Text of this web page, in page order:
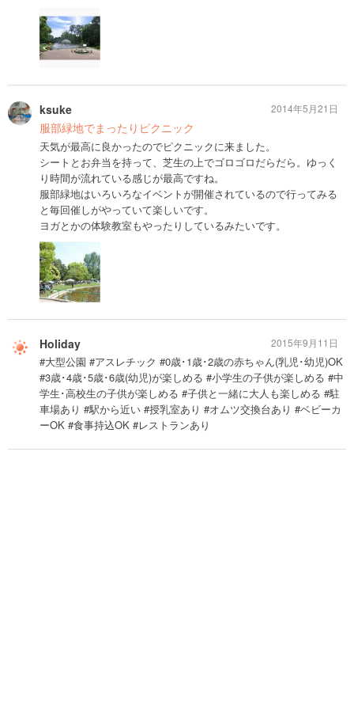
ksuke
服部緑地でまったりピクニック
天気が最高に良かったのでピクニックに来ました。
シートとお弁当を持って、芝生の上でゴロゴロだらだら。ゆっく
り時間が流れている感じが最高ですね。
服部緑地はいろいろなイベントが開催されているので行ってみる
と毎回催しがやっていて楽しいです。
ヨガとかの体験教室もやったりしているみたいです。
2014年5月21日
Holiday
#大型公園 #アスレチック #0歳･1歳･2歳の赤ちゃん(乳児･幼児)OK
#3歳･4歳･5歳･6歳(幼児)が楽しめる #小学生の子供が楽しめる #中
学生･高校生の子供が楽しめる #子供と一緒に大人も楽しめる #駐
車場あり #駅から近い #授乳室あり #オムツ交換台あり #ベビーカ
ーOK #食事持込OK #レストランあり
2015年9月11日